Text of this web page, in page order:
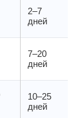
2–7
дней
7–20
дней
10–25
дней